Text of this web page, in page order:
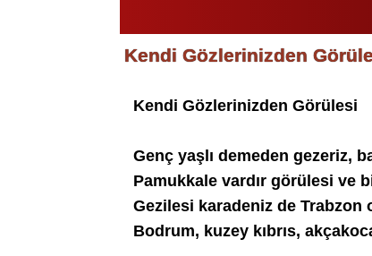
Kendi Gözlerinizden
Kendi Gözlerinizden Görülesi
Genç yaşlı demeden gezeriz,
Pamukkale vardır görülesi ve
Gezilesi karadeniz de Trabzon
Bodrum, kuzey kıbrıs,